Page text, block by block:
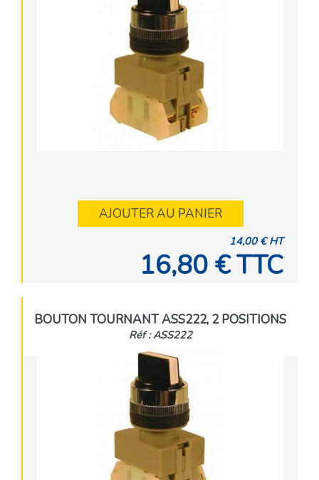
AJOUTER AU PANIER
14,00 € HT
16,80 € TTC
BOUTON TOURNANT ASS222, 2 POSITIONS
Réf : ASS222